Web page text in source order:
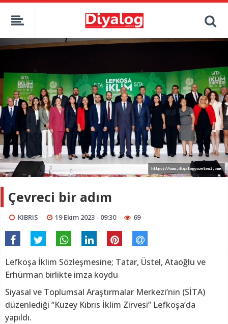
Çevreci bir adım
KIBRIS 19 Ekim 2023 - 09:30 69
Lefkoşa İklim Sözleşmesine; Tatar, Üstel, Ataoğlu ve
Erhürman birlikte imza koydu
Siyasal ve Toplumsal Araştırmalar Merkezi’nin (SİTA)
düzenlediği “Kuzey Kıbrıs İklim Zirvesi” Lefkoşa’da
yapıldı.